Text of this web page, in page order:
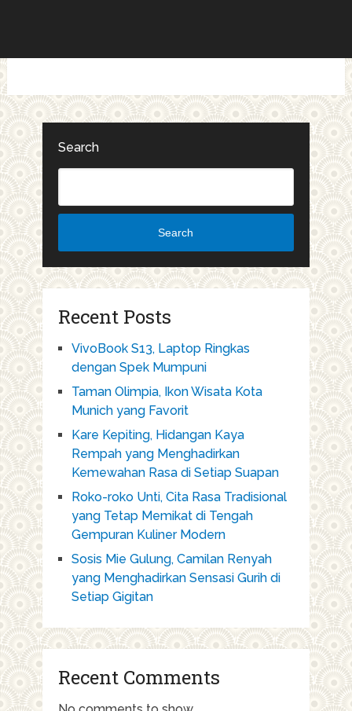
Search
Search
Recent Posts
VivoBook S13, Laptop Ringkas
dengan Spek Mumpuni
Taman Olimpia, Ikon Wisata Kota
Munich yang Favorit
Kare Kepiting, Hidangan Kaya
Rempah yang Menghadirkan
Kemewahan Rasa di Setiap Suapan
Roko-roko Unti, Cita Rasa Tradisional
yang Tetap Memikat di Tengah
Gempuran Kuliner Modern
Sosis Mie Gulung, Camilan Renyah
yang Menghadirkan Sensasi Gurih di
Setiap Gigitan
Recent Comments